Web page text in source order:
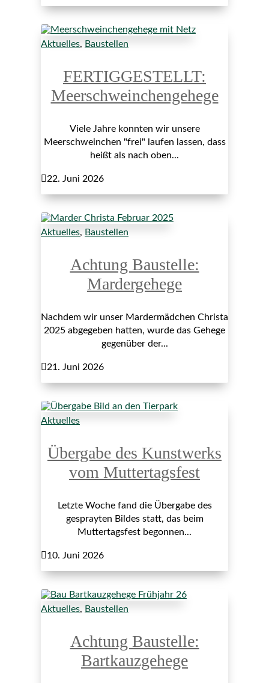
Aktuelles, Baustellen
FERTIGGESTELLT:
Meerschweinchengehege
Viele Jahre konnten wir unsere
Meerschweinchen "frei" laufen lassen, dass
heißt als nach oben...
22. Juni 2026
Aktuelles, Baustellen
Achtung Baustelle:
Mardergehege
Nachdem wir unser Mardermädchen Christa
2025 abgegeben hatten, wurde das Gehege
gegenüber der...
21. Juni 2026
Aktuelles
Übergabe des Kunstwerks
vom Muttertagsfest
Letzte Woche fand die Übergabe des
gesprayten Bildes statt, das beim
Muttertagsfest begonnen...
10. Juni 2026
Aktuelles, Baustellen
Achtung Baustelle:
Bartkauzgehege